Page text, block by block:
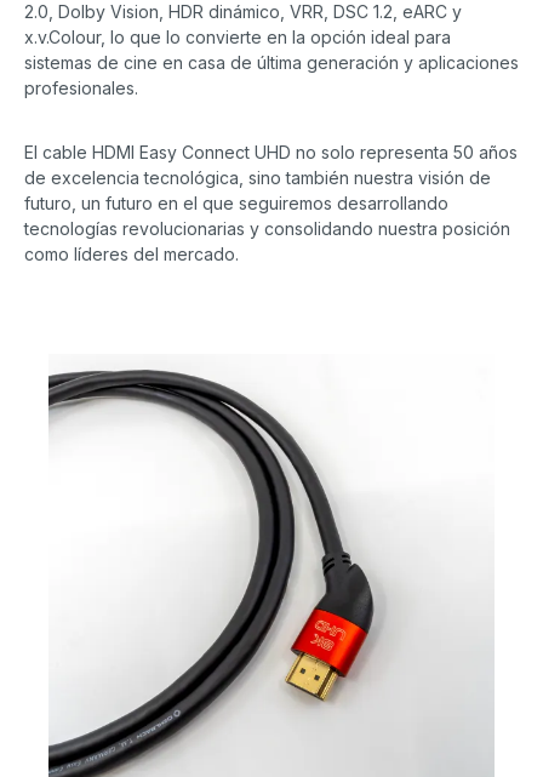
2.0, Dolby Vision, HDR dinámico, VRR, DSC 1.2, eARC y
x.v.Colour, lo que lo convierte en la opción ideal para
sistemas de cine en casa de última generación y aplicaciones
profesionales.
El cable HDMI Easy Connect UHD no solo representa 50 años
de excelencia tecnológica, sino también nuestra visión de
futuro, un futuro en el que seguiremos desarrollando
tecnologías revolucionarias y consolidando nuestra posición
como líderes del mercado.